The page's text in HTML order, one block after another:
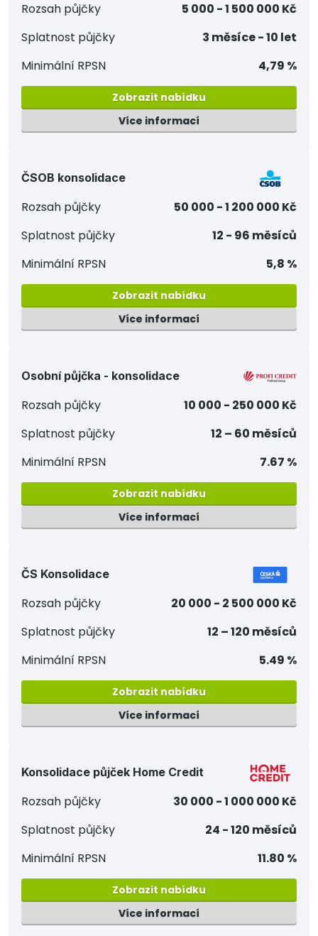
Rozsah půjčky
5 000 - 1 500 000 Kč
Splatnost půjčky
3 měsíce - 10 let
Minimální RPSN
4,79 %
Zobrazit nabídku
Více informací
ČSOB konsolidace
Rozsah půjčky
50 000 - 1 200 000 Kč
Splatnost půjčky
12 - 96 měsíců
Minimální RPSN
5,8 %
Zobrazit nabídku
Více informací
Osobní půjčka - konsolidace
Rozsah půjčky
10 000 - 250 000 Kč
Splatnost půjčky
12 – 60 měsíců
Minimální RPSN
7.67 %
Zobrazit nabídku
Více informací
ČS Konsolidace
Rozsah půjčky
20 000 - 2 500 000 Kč
Splatnost půjčky
12 – 120 měsíců
Minimální RPSN
5.49 %
Zobrazit nabídku
Více informací
Konsolidace půjček Home Credit
Rozsah půjčky
30 000 - 1 000 000 Kč
Splatnost půjčky
24 - 120 měsíců
Minimální RPSN
11.80 %
Zobrazit nabídku
Více informací